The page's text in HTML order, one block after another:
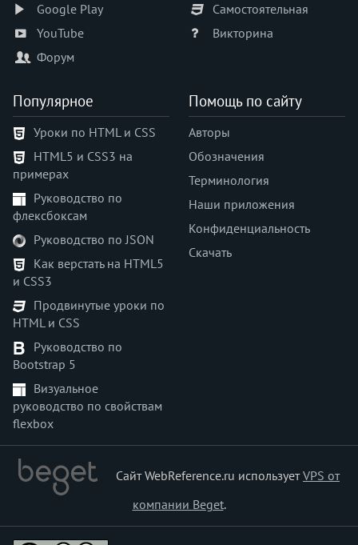
Google Play
YouTube
Форум
Самостоятельная
Викторина
Популярное
Уроки по HTML и CSS
HTML5 и CSS3 на
примерах
Руководство по
флексбоксам
Руководство по JSON
Как верстать на HTML5
и CSS3
Продвинутые уроки по
HTML и CSS
Руководство по
Bootstrap 5
Визуальное
руководство по свойствам
flexbox
Помощь по сайту
Авторы
Обозначения
Терминология
Наши приложения
Конфиденциальность
Скачать
Сайт WebReference.ru используетVPS от
компании Beget.